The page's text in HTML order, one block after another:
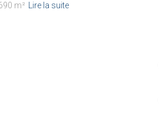
m²
Lire la suite